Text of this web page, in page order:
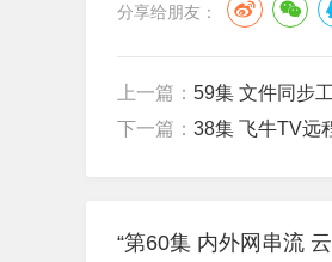
分享给朋友：
上一篇： 59集 文件同步
下一篇： 38集 飞牛TV远
“第60集 内外网串流